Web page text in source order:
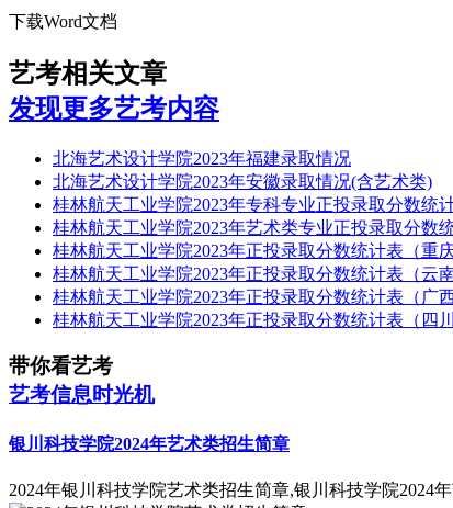
下载Word文档
艺考相关文章
发现更多艺考内容
北海艺术设计学院2023年福建录取情况
北海艺术设计学院2023年安徽录取情况(含艺术类)
桂林航天工业学院2023年专科专业正投录取分数统
桂林航天工业学院2023年艺术类专业正投录取分数
桂林航天工业学院2023年正投录取分数统计表（重庆
桂林航天工业学院2023年正投录取分数统计表（云南
桂林航天工业学院2023年正投录取分数统计表（广西
桂林航天工业学院2023年正投录取分数统计表（四川
带你看艺考
艺考信息时光机
银川科技学院2024年艺术类招生简章
2024年银川科技学院艺术类招生简章,银川科技学院2024